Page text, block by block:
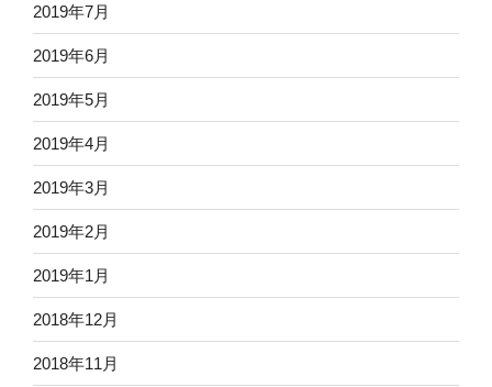
2019年7月
2019年6月
2019年5月
2019年4月
2019年3月
2019年2月
2019年1月
2018年12月
2018年11月